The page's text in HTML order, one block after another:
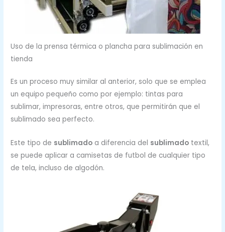
Uso de la prensa térmica o plancha para sublimación en
tienda
Es un proceso muy similar al anterior, solo que se emplea
un equipo pequeño como por ejemplo: tintas para
sublimar, impresoras, entre otros, que permitirán que el
sublimado sea perfecto.
Este tipo de sublimado a diferencia del sublimado textil,
se puede aplicar a camisetas de futbol de cualquier tipo
de tela, incluso de algodón.